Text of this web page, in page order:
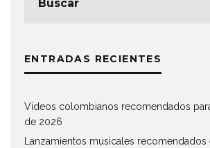
ENTRADAS RECIENTES
Videos colombianos recomendados
de 2026
Lanzamientos musicales